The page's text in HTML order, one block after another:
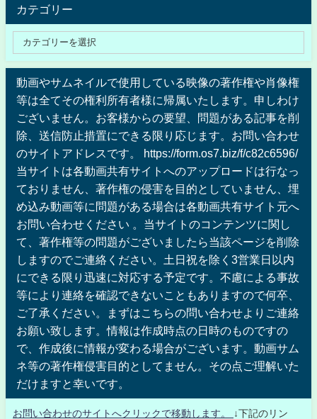
カテゴリー
動画やサムネイルで使用している映像の著作権や肖像権
等は全てその権利所有者様に帰属いたします。申しわけ
ございません。お客様からの要望、問題がある記事を削
除、送信防止措置にできる限り応じます。お問い合わせ
のサイトアドレスです。 https://form.os7.biz/f/c82c6596/
当サイトは各動画共有サイトへのアップロードは行なっ
ておりません、著作権の侵害を目的としていません、埋
め込み動画等に問題がある場合は各動画共有サイト元へ
お問い合わせください 。当サイトのコンテンツに関し
て、著作権等の問題がございましたら当該ページを削除
しますのでご連絡ください。土日祝を除く3営業日以内
にできる限り迅速に対応する予定です。不慮による事故
等により連絡を確認できないこともありますので何卒、
ご了承ください。まずはこちらの問い合わせよりご連絡
お願い致します。情報は作成時点の日時のものですの
で、作成後に情報が変わる場合がございます。動画サム
ネ等の著作権侵害目的としてません。その点ご理解いた
だけますと幸いです。
お問い合わせのサイトへクリックで移動します。
↓下記のリン